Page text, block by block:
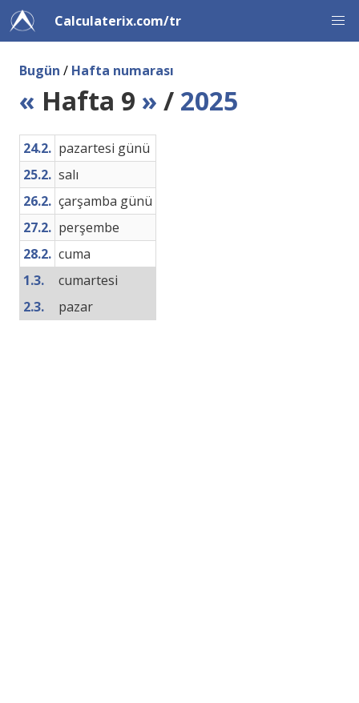
Calculaterix.com/tr
Bugün / Hafta numarası
« Hafta 9 » / 2025
24.2. pazartesi günü
25.2. salı
26.2. çarşamba günü
27.2. perşembe
28.2. cuma
1.3.
cumartesi
2.3.
pazar